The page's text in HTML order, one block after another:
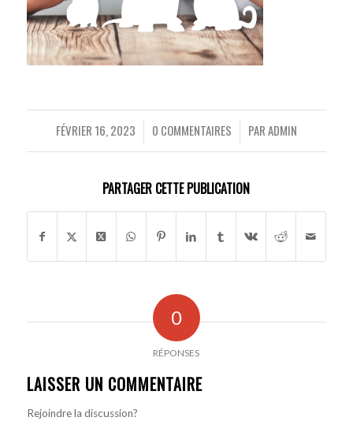
FÉVRIER 16, 2023
/ 0 COMMENTAIRES
/ PARADMIN
PARTAGER CETTE PUBLICATION
0
RÉPONSES
LAISSER UN COMMENTAIRE
Rejoindre la discussion?